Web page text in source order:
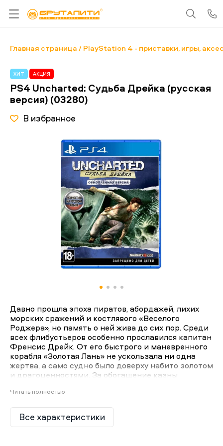
Главная страница PlayStation 4 - приставки, игры,
ХИТ АКЦИЯ
PS4 Uncharted: Судьба Дрейка (русская
версия) (03280)
В избранное
Давно прошла эпоха пиратов, абордажей, лихих
морских сражений и костлявого «Веселого
Роджера», но память о ней жива до сих пор. Среди
всех флибустьеров особенно прославился капитан
Френсис Дрейк. От его быстрого и маневренного
корабля «Золотая Лань» не ускользала ни одна
жертва, а само судно было доверху набито золотом
и драгоценностями. За обогащение казны
рыцарский титул. Благодаря своим успешным
известным пиратом в мире. Умер Дрейк, как и
подобает настоящему морскому волку, на своем
Все характеристики
Читать полностью